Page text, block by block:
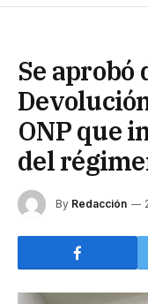
Se aprobó
ONP que
del
By Redacción